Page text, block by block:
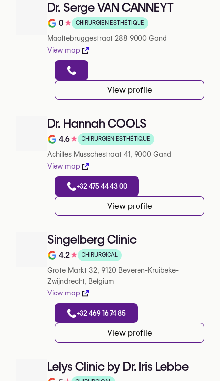
Dr. Serge VAN CANNEYT
Note de 0 sur 5 sur Google
0★ CHIRURGIEN ESTHÉTIQUE
Maaltebruggestraat 288 9000 Gand
View map
View profile
Dr. Hannah COOLS
Note de 4.6 sur 5 sur Google
4.6★ CHIRURGIEN ESTHÉTIQUE
Achilles Musschestraat 41, 9000 Gand
View map
+32 475 44 43 00
View profile
Singelberg Clinic
Note de 4.2 sur 5 sur Google
4.2★ CHIRURGICAL
Grote Markt 32, 9120 Beveren-Kruibeke-
Zwijndrecht, Belgium
View map
+32 469 16 74 85
View profile
Lelys Clinic by Dr. Iris Lebbe